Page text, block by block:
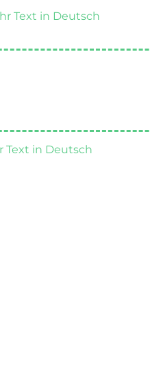
Text in Deutsch
Text in Deutsch